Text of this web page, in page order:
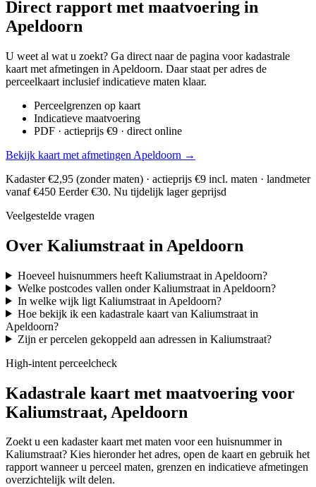
Direct rapport met maatvoering in
Apeldoorn
U weet al wat u zoekt? Ga direct naar de pagina voor kadastrale
kaart met afmetingen in Apeldoorn. Daar staat per adres de
perceelkaart inclusief indicatieve maten klaar.
Perceelgrenzen op kaart
Indicatieve maatvoering
PDF · actieprijs €9 · direct online
Bekijk kaart met afmetingen Apeldoorn →
Kadaster €2,95 (zonder maten) · actieprijs €9 incl. maten · landmeter
vanaf €450 Eerder €30. Nu tijdelijk lager geprijsd
Veelgestelde vragen
Over Kaliumstraat in Apeldoorn
Hoeveel huisnummers heeft Kaliumstraat in Apeldoorn?
Welke postcodes vallen onder Kaliumstraat in Apeldoorn?
In welke wijk ligt Kaliumstraat in Apeldoorn?
Hoe bekijk ik een kadastrale kaart van Kaliumstraat in
Apeldoorn?
Zijn er percelen gekoppeld aan adressen in Kaliumstraat?
High-intent perceelcheck
Kadastrale kaart met maatvoering voor
Kaliumstraat, Apeldoorn
Zoekt u een kadaster kaart met maten voor een huisnummer in
Kaliumstraat? Kies hieronder het adres, open de kaart en gebruik het
rapport wanneer u perceel maten, grenzen en indicatieve afmetingen
overzichtelijk wilt delen.